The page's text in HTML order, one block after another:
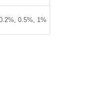
0.5%, 1%